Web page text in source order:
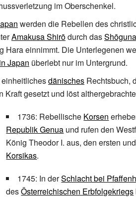
im Oberschenkel.
werden die Rebellen des
Amakusa Shirōdurch das
Hara einnimmt. Die Unterlegenen
Japan überlebt nur im Untergrund.
dänisches Rechtsbuch,
Kraft gesetzt und löst
1736: Rebellische Korsen
Republik Genua und rufen den
König Theodor I. aus, den ersten
Korsikas.
1745: In derSchlacht bei
desÖsterreichischen Erbfolgekriegs